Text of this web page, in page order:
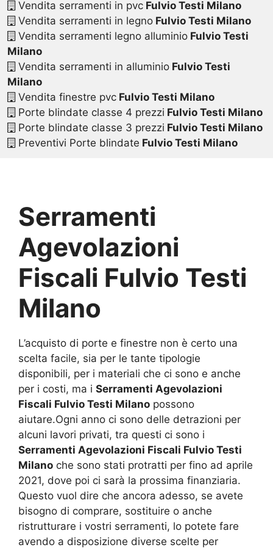
Vendita serramenti in pvcFulvio Testi Milano
Vendita serramenti in legnoFulvio Testi Milano
Vendita serramenti legno alluminioFulvio Testi
Milano
Vendita serramenti in alluminioFulvio Testi
Milano
Vendita finestre pvcFulvio Testi Milano
Porte blindate classe 4 prezzi Fulvio Testi Milano
Porte blindate classe 3 prezzi Fulvio Testi Milano
Preventivi Porte blindate Fulvio Testi Milano
Serramenti
Agevolazioni
Fiscali Fulvio Testi
Milano
L’acquisto di porte e finestre non è certo una
scelta facile, sia per le tante tipologie
disponibili, per i materiali che ci sono e anche
per i costi, ma i Serramenti Agevolazioni
Fiscali Fulvio Testi Milano possono
aiutare.Ogni anno ci sono delle detrazioni per
alcuni lavori privati, tra questi ci sono i
Serramenti Agevolazioni Fiscali Fulvio Testi
Milano che sono stati protratti per fino ad aprile
2021, dove poi ci sarà la prossima finanziaria.
Questo vuol dire che ancora adesso, se avete
bisogno di comprare, sostituire o anche
ristrutturare i vostri serramenti, lo potete fare
avendo a disposizione diverse scelte per